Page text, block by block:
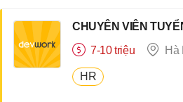
CHUYÊN VIÊN
7-10 triệu
Hà
HR